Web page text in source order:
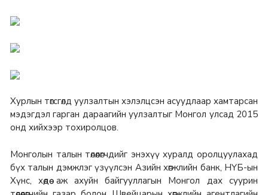
Хурлын төгсгөлд уулзалтын хэлэлцсэн асуудлаар хамтарсан
мэдэгдэл гарган дараагийн уулзалтыг Монгол улсад 2015
онд хийхээр тохиролцов.
Монголын талын төлөөлөгчдийг энэхүү хуралд оролцуулахад
бүх талын дэмжлэг үзүүлсэн Азийн хөгжлийн банк, НҮБ-ын
Хүнс, хөдөө аж ахуйн байгууллагын Монгол дах суурин